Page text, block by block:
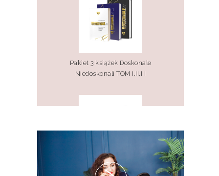
Pakiet 3 książek Doskonale
Niedoskonali TOM I,II,III
Pakiet 2 książek Doskonale